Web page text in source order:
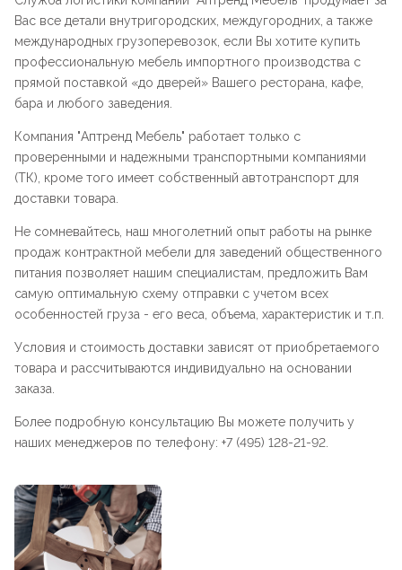
Вас все детали внутригородских, междугородних, а также
международных грузоперевозок, если Вы хотите купить
профессиональную мебель импортного производства с
прямой поставкой «до дверей» Вашего ресторана, кафе,
бара и любого заведения.
Компания "Аптренд Мебель" работает только с
проверенными и надежными транспортными компаниями
(ТК), кроме того имеет собственный автотранспорт для
доставки товара.
Не сомневайтесь, наш многолетний опыт работы на рынке
продаж контрактной мебели для заведений общественного
питания позволяет нашим специалистам, предложить Вам
самую оптимальную схему отправки с учетом всех
особенностей груза - его веса, объема, характеристик и т.п.
Условия и стоимость доставки зависят от приобретаемого
товара и рассчитываются индивидуально на основании
заказа.
Более подробную консультацию Вы можете получить у
наших менеджеров по телефону: +7 (495) 128-21-92.